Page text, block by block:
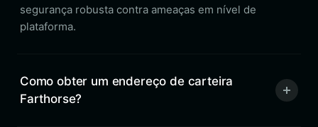
segurança robusta contra ameaças em nível de
plataforma.
Como obter um endereço de carteira
Farthorse?